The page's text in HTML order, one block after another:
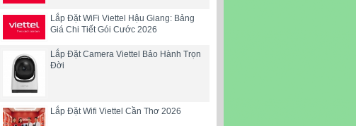
Lắp Đặt WiFi Viettel Hậu Giang: Bảng
Giá Chi Tiết Gói Cước 2026
Lắp Đặt Camera Viettel Bảo Hành Trọn
Đời
Lắp Đặt Wifi Viettel Cần Thơ 2026